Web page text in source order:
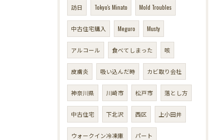
訪日 Tokyo's Minato Mold Troubles
中古住宅購入 Meguro Musty
アルコール 食べてしまった 咳
皮膚炎 吸い込んだ時 カビ取り会社
神奈川県 川崎市 松戸市 落とし方
中古住宅 下北沢 西区 上小田井
ウォークイン冷凍庫 パート